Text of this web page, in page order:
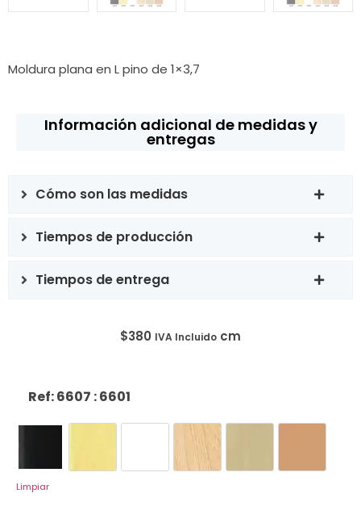
Moldura plana en L pino de 1×3,7
Información adicional de medidas y
entregas
Cómo son las medidas
Tiempos de producción
Tiempos de entrega
$380 IVA Incluido cm
Ref: 6607 : 6601
6607
Limpiar